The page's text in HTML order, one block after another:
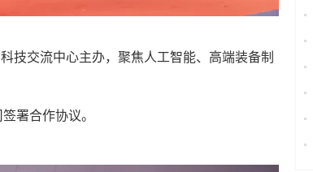
交流中心主办，聚焦人工智能、高端装备制
署合作协议。